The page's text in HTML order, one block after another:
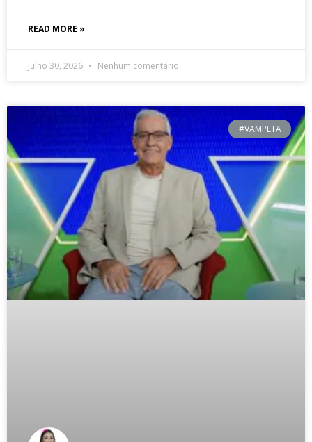
READ MORE »
julho 30, 2026 Nenhum comentário
#VAMPETA